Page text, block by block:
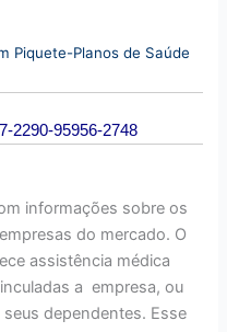
Piquete-Planos de Saúde
2290-95956-2748
informações sobre os
do mercado. O
assistência médica
a empresa, ou
dependentes. Esse